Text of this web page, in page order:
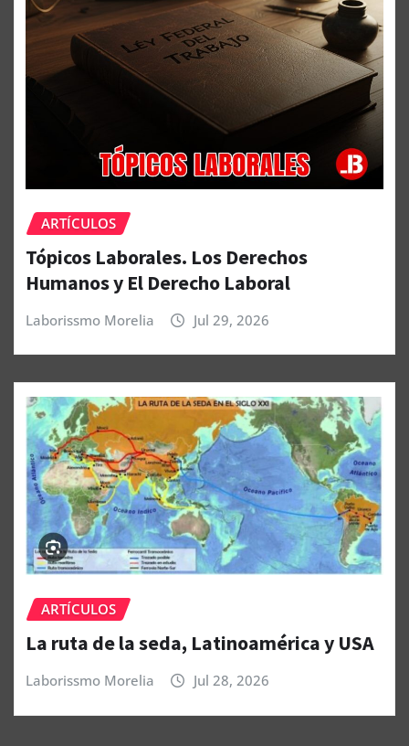
ARTÍCULOS
Tópicos Laborales. Los Derechos
Humanos y El Derecho Laboral
Laborissmo Morelia Jul 29, 2026
ARTÍCULOS
La ruta de la seda, Latinoamérica y USA
Laborissmo Morelia Jul 28, 2026